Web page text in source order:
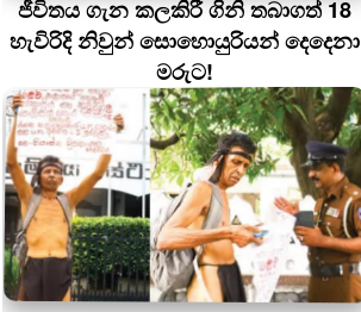
ජීවිතය ගැන කලකිරී ගිනි තබාගත් 18
හැවිරිදි නිවුන් සොහොයුරියන් දෙදෙනා
මරුට!